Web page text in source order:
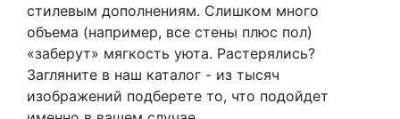
стилевым дополнениям. Слишком много
объема (например, все стены плюс пол)
«заберут» мягкость уюта. Растерялись?
Загляните в наш каталог - из тысяч
изображений подберете то, что подойдет